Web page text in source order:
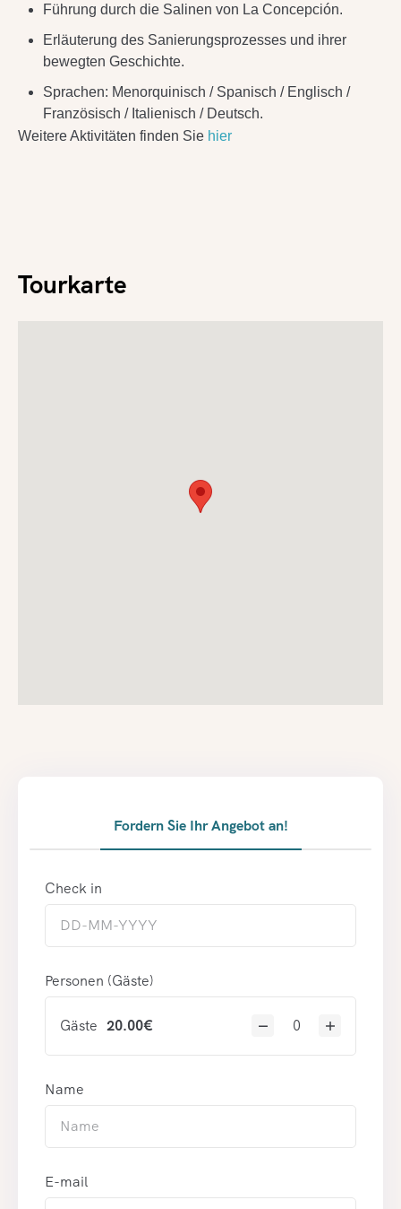
Führung durch die Salinen von La Concepción.
Erläuterung des Sanierungsprozesses und ihrer
bewegten Geschichte.
Sprachen: Menorquinisch / Spanisch / Englisch /
Französisch / Italienisch / Deutsch.
Weitere Aktivitäten finden Sie hier
Tourkarte
Fordern Sie Ihr Angebot an!
Check in
Personen (Gäste)
Gäste 20.00€
Name
E-mail